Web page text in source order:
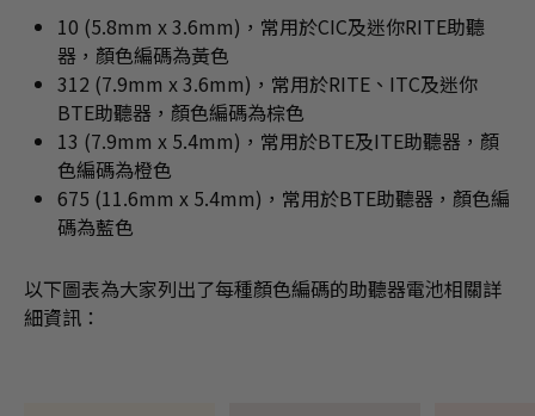
10 (5.8mm x 3.6mm)，常用於CIC及迷你RITE助聽
器，顏色編碼為黃色
312 (7.9mm x 3.6mm)，常用於RITE、ITC及迷你
BTE助聽器，顏色編碼為棕色
13 (7.9mm x 5.4mm)，常用於BTE及ITE助聽器，顏
色編碼為橙色
675 (11.6mm x 5.4mm)，常用於BTE助聽器，顏色編
碼為藍色
以下圖表為大家列出了每種顏色編碼的助聽器電池相關詳
細資訊：